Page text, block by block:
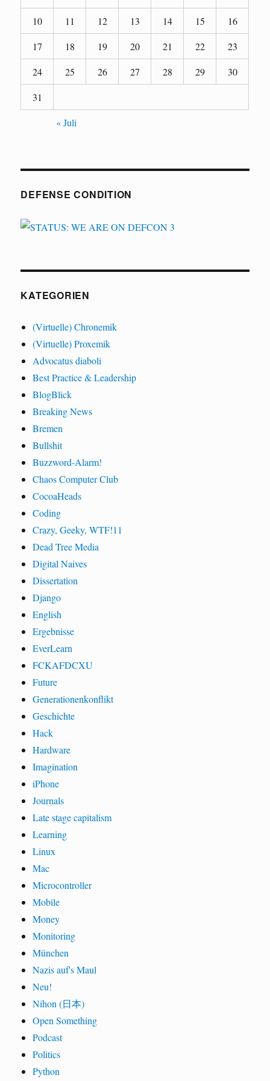
10
11 12 13 14 15
16
17
18 19 20 21 22
23
24
25 26 27 28 29
30
31
« Juli
DEFENSE CONDITION
KATEGORIEN
(Virtuelle) Chronemik
(Virtuelle) Proxemik
Advocatus diaboli
Best Practice & Leadership
BlogBlick
Breaking News
Bremen
Bullshit
Buzzword-Alarm!
Chaos Computer Club
CocoaHeads
Coding
Crazy, Geeky, WTF!11
Dead Tree Media
Digital Naives
Dissertation
Django
English
Ergebnisse
EverLearn
FCKAFDCXU
Future
Generationenkonflikt
Geschichte
Hack
Hardware
Imagination
iPhone
Journals
Late stage capitalism
Learning
Linux
Mac
Microcontroller
Mobile
Money
Monitoring
München
Nazis auf's Maul
Neu!
Nihon (日本)
Open Something
Podcast
Politics
Python